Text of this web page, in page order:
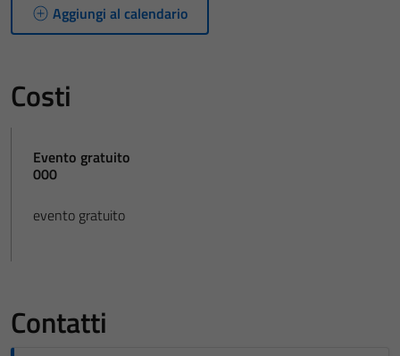
Aggiungi al calendario
Costi
Evento gratuito
000
evento gratuito
Contatti